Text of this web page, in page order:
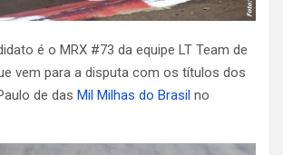
é o MRX #73 da equipe LT Team de
vem para a disputa com os títulos dos
de das Mil Milhas do Brasil no